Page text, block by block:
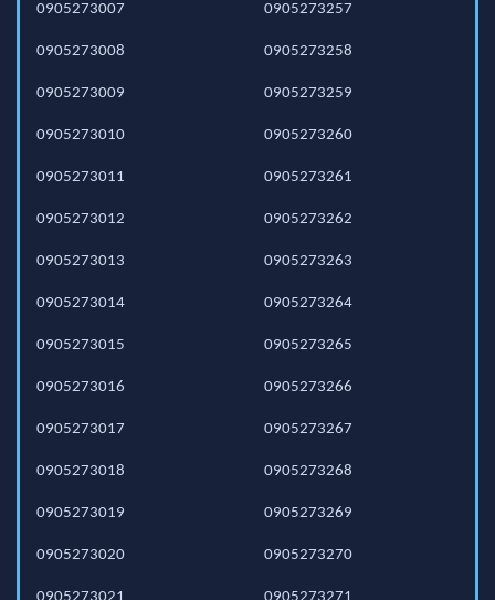
0905273007
0905273008
0905273009
0905273010
0905273011
0905273012
0905273013
0905273014
0905273015
0905273016
0905273017
0905273018
0905273019
0905273020
0905273257
0905273258
0905273259
0905273260
0905273261
0905273262
0905273263
0905273264
0905273265
0905273266
0905273267
0905273268
0905273269
0905273270